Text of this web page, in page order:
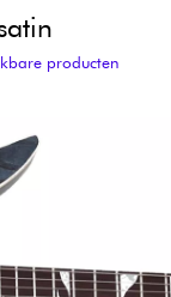
Sets
producten